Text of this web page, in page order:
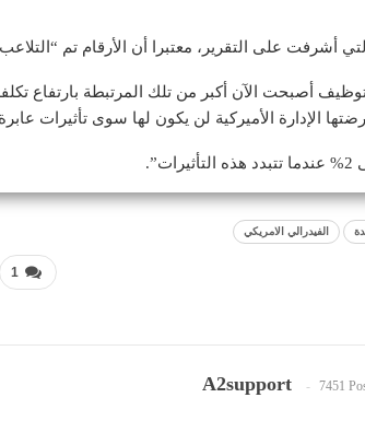
أشرفت على التقرير، معتبرا أن الأرقام تم
أصبحت الآن أكبر من تلك المرتبطة بارتفاع
الإدارة الأميركية لن يكون لها سوى تأثيرات
الفيدرالي الامريكي
1
A2support 7451